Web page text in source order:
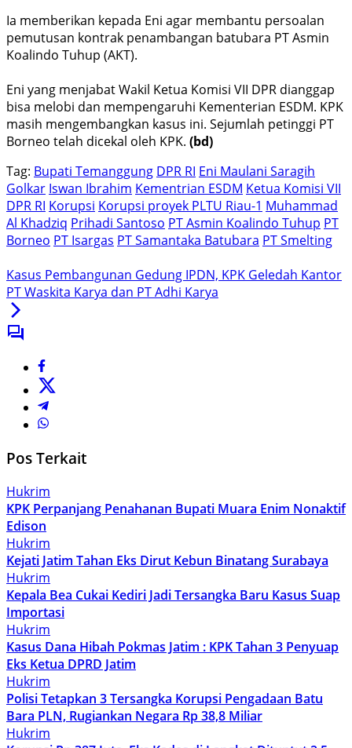
Ia memberikan kepada Eni agar membantu persoalan
pe­mutusan kontrak penambangan batubara PT Asmin
Koalindo Tuhup (AKT).
Eni yang menjabat Wakil Ketua Komisi VII DPR diang­gap
bisa melobi dan mempen­garuhi Kementerian ESDM. KPK
masih mengembangkan kasus ini. Sejumlah petinggi PT
Borneo telah dicekal oleh KPK. (bd)
Tag: Bupati Temanggung DPR RI Eni Maulani Saragih
Golkar Iswan Ibrahim Kementrian ESDM Ketua Komisi VII
DPR RI Korupsi Korupsi proyek PLTU Riau-1 Muhammad
Al Khadziq Prihadi Santoso PT Asmin Koalindo Tuhup PT
Borneo PT Isargas PT Samantaka Batubara PT Smelting
Kasus Pembangunan Gedung IPDN, KPK Geledah Kantor
PT Waskita Karya dan PT Adhi Karya
Pos Terkait
Hukrim
KPK Perpanjang Penahanan Bupati Muara Enim Nonaktif
Edison
Hukrim
Kejati Jatim Tahan Eks Dirut Kebun Binatang Surabaya
Hukrim
Kepala Bea Cukai Kediri Jadi Tersangka Baru Kasus Suap
Importasi
Hukrim
Kasus Dana Hibah Pokmas Jatim : KPK Tahan 3 Penyuap
Eks Ketua DPRD Jatim
Hukrim
Polisi Tetapkan 3 Tersangka Korupsi Pengadaan Batu
Bara PLN, Rugiankan Negara Rp 38,8 Miliar
Hukrim